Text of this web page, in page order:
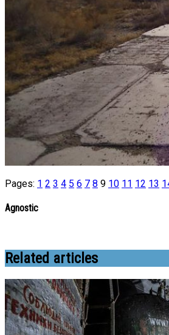
Pages: 1 2 3 4 5 6 7 8 9 10 11 12 13
Agnostic
Related articles